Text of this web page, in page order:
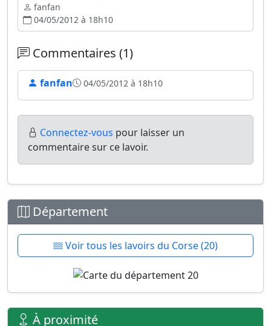
fanfan
04/05/2012 à 18h10
Commentaires (1)
fanfan 04/05/2012 à 18h10
Connectez-vous pour laisser un
commentaire sur ce lavoir.
Département
Voir tous les lavoirs du Corse (20)
À proximité